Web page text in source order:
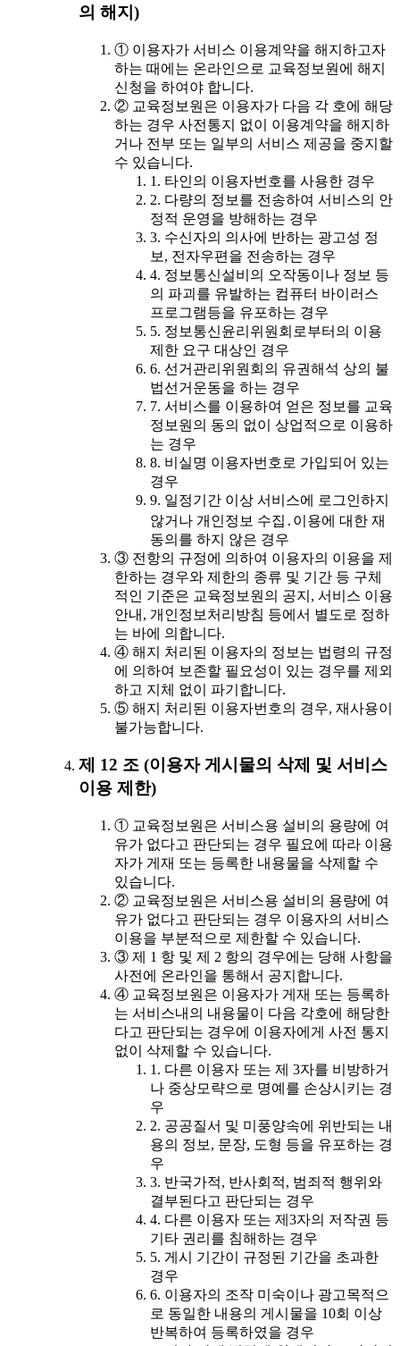
의 해지)
① 이용자가 서비스 이용계약을 해지하고자
하는 때에는 온라인으로 교육정보원에 해지
신청을 하여야 합니다.
② 교육정보원은 이용자가 다음 각 호에 해당
하는 경우 사전통지 없이 이용계약을 해지하
거나 전부 또는 일부의 서비스 제공을 중지할
수 있습니다.
1. 타인의 이용자번호를 사용한 경우
2. 다량의 정보를 전송하여 서비스의 안
정적 운영을 방해하는 경우
3. 수신자의 의사에 반하는 광고성 정
보, 전자우편을 전송하는 경우
4. 정보통신설비의 오작동이나 정보 등
의 파괴를 유발하는 컴퓨터 바이러스
프로그램등을 유포하는 경우
5. 정보통신윤리위원회로부터의 이용
제한 요구 대상인 경우
6. 선거관리위원회의 유권해석 상의 불
법선거운동을 하는 경우
7. 서비스를 이용하여 얻은 정보를 교육
정보원의 동의 없이 상업적으로 이용하
는 경우
8. 비실명 이용자번호로 가입되어 있는
경우
9. 일정기간 이상 서비스에 로그인하지
않거나 개인정보 수집․이용에 대한 재
동의를 하지 않은 경우
③ 전항의 규정에 의하여 이용자의 이용을 제
한하는 경우와 제한의 종류 및 기간 등 구체
적인 기준은 교육정보원의 공지, 서비스 이용
안내, 개인정보처리방침 등에서 별도로 정하
는 바에 의합니다.
④ 해지 처리된 이용자의 정보는 법령의 규정
에 의하여 보존할 필요성이 있는 경우를 제외
하고 지체 없이 파기합니다.
⑤ 해지 처리된 이용자번호의 경우, 재사용이
불가능합니다.
제 12 조 (이용자 게시물의 삭제 및 서비스
이용 제한)
① 교육정보원은 서비스용 설비의 용량에 여
유가 없다고 판단되는 경우 필요에 따라 이용
자가 게재 또는 등록한 내용물을 삭제할 수
있습니다.
② 교육정보원은 서비스용 설비의 용량에 여
유가 없다고 판단되는 경우 이용자의 서비스
이용을 부분적으로 제한할 수 있습니다.
③ 제 1 항 및 제 2 항의 경우에는 당해 사항을
사전에 온라인을 통해서 공지합니다.
④ 교육정보원은 이용자가 게재 또는 등록하
는 서비스내의 내용물이 다음 각호에 해당한
다고 판단되는 경우에 이용자에게 사전 통지
없이 삭제할 수 있습니다.
1. 다른 이용자 또는 제 3자를 비방하거
나 중상모략으로 명예를 손상시키는 경
우
2. 공공질서 및 미풍양속에 위반되는 내
용의 정보, 문장, 도형 등을 유포하는 경
우
3. 반국가적, 반사회적, 범죄적 행위와
결부된다고 판단되는 경우
4. 다른 이용자 또는 제3자의 저작권 등
기타 권리를 침해하는 경우
5. 게시 기간이 규정된 기간을 초과한
경우
6. 이용자의 조작 미숙이나 광고목적으
로 동일한 내용의 게시물을 10회 이상
반복하여 등록하였을 경우